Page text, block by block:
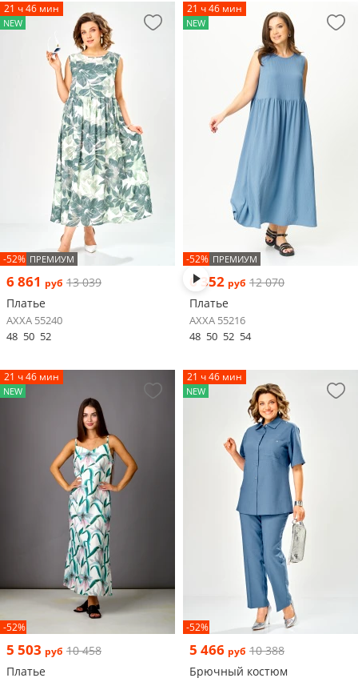
21 ч 46 мин
NEW
-52% ПРЕМИУМ
6 861 руб 13 039
Платье
AXXA 55240
48 50 52
21 ч 46 мин
NEW
-52% ПРЕМИУМ
6 352 руб 12 070
Платье
AXXA 55216
48 50 52 54
21 ч 46 мин
NEW
-52%
5 503 руб 10 458
Платье
21 ч 46 мин
NEW
-52%
5 466 руб 10 388
Брючный костюм